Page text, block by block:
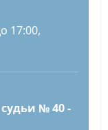
17:00,
№ 40 -